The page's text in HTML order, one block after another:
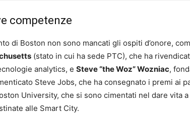
competenze
di Boston non sono mancati gli ospiti d’onore,
(stato in cui ha sede PTC), che ha
analytics, e Steve “the Woz” Wozniac,
Steve Jobs, che ha consegnato i premi ai
University, che si sono cimentati nel dare vita
alle Smart City.